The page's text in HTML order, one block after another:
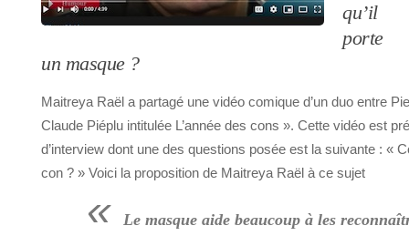
qu’il
porte
un masque ?
Maitreya Raël a partagé une vidéo comique d’un duo entre
Claude Piéplu intitulée L’année des cons ». Cette vidéo est
d’interview dont une des questions posée est la suivante : «
con ? » Voici la proposition de Maitreya Raël à ce sujet
« Le masque aide beaucoup à les